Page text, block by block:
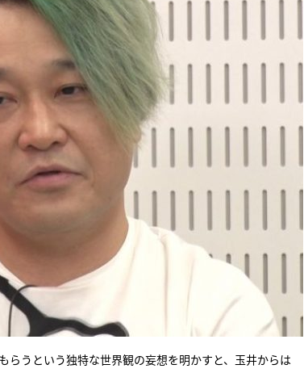
らうという独特な世界観の妄想を明かすと、玉井からは